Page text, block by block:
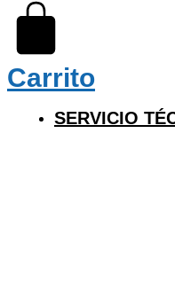
Carrito
SERVICIO